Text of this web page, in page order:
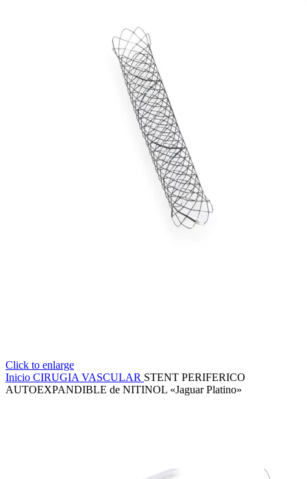
Click to enlarge
Inicio CIRUGIA VASCULAR STENT PERIFERICO
AUTOEXPANDIBLE de NITINOL «Jaguar Platino»